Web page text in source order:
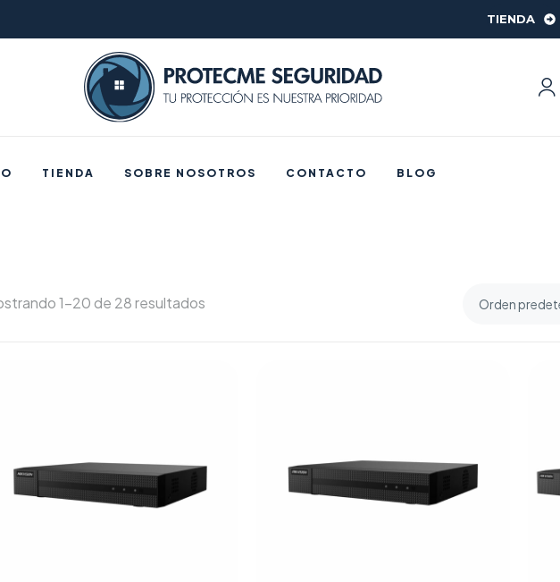
TIENDA
TIENDA SOBRE NOSOTROS CONTACTO BLOG
1–20 de 28 resultados